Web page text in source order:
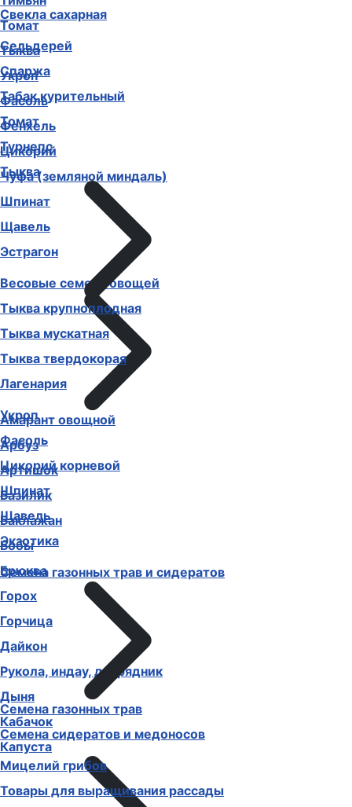
Томат
Тыква
Укроп
Фасоль
Фенхель
Цикорий
Чуфа (земляной миндаль)
Шпинат
Щавель
Эстрагон
Весовые семена овощей
Амарант овощной
Арбуз
Артишок
Базилик
Баклажан
Бобы
Брюква
Горох
Горчица
Дайкон
Рукола, индау, двурядник
Дыня
Кабачок
Капуста
Свекла сахарная
Сельдерей
Спаржа
Табак курительный
Томат
Турнепс
Тыква
Тыква крупноплодная
Тыква мускатная
Тыква твердокорая
Лагенария
Укроп
Фасоль
Цикорий корневой
Шпинат
Щавель
Экзотика
Семена газонных трав и сидератов
Семена газонных трав
Семена сидератов и медоносов
Мицелий грибов
Товары для выращивания рассады